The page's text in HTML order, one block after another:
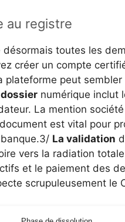
au registre
désormais toutes les
créer un compte
plateforme peut
dossiernumérique inclut
La mention
est vital pour
La validation
vers la radiation
et le paiement des
scrupuleusement le